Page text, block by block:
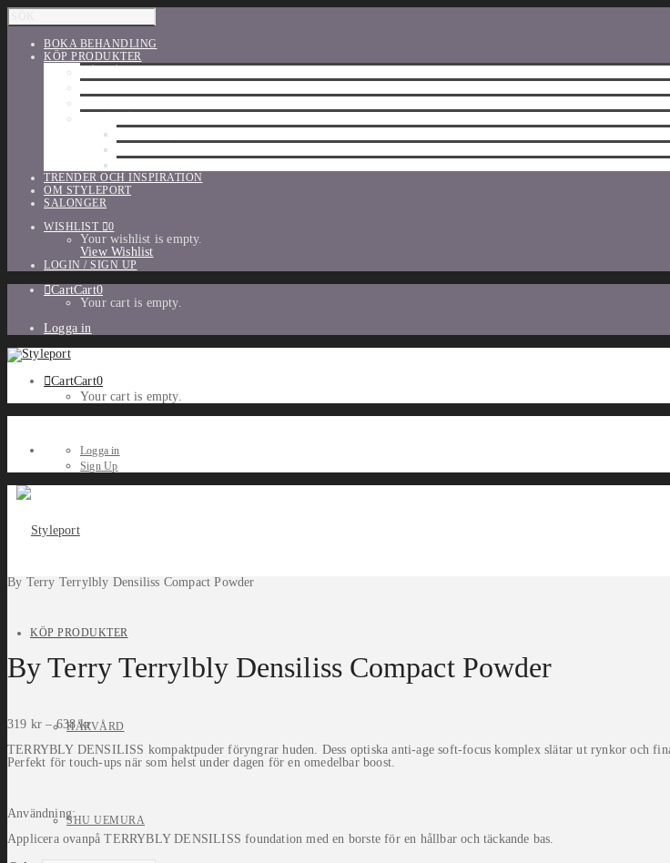
BOKA BEHANDLING
KÖP PRODUKTER
TRENDER OCH INSPIRATION
OM STYLEPORT
SALONGER
WISHLIST
0
Your wishlist is empty.
View Wishlist
LOGIN / SIGN UP
CartCart0
Your cart is empty.
Logga in
CartCart0
Your cart is empty.
Logga in
Sign Up
KÖP PRODUKTER
HÅRVÅRD
SHU UEMURA
By Terry Terrylbly Densiliss Compact Powder
By Terry Terrylbly Densiliss Compact Powder
319 kr –638kr
TERRYBLY DENSILISS kompaktpuder föryngrar huden. Dess optiska anti-age soft-focus komplex slätar ut rynkor och
Perfekt för touch-ups när som helst under dagen för en omedelbar boost.
Användning:
Applicera ovanpå TERRYBLY DENSILISS foundation med en borste för en hållbar och täckande bas.